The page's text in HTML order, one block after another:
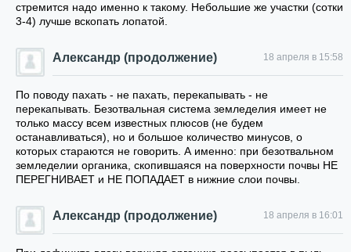
стремится надо именно к такому. Небольшие же участки (сотки
3-4) лучше вскопать лопатой.
Александр (продолжение) 18 апреля в 15:58
По поводу пахать - не пахать, перекапывать - не
перекапывать. Безотвальная система земледелия имеет не
только массу всем известных плюсов (не будем
останавливаться), но и большое количество минусов, о
которых стараются не говорить. А именно: при безотвальном
земледелии органика, скопившаяся на поверхности почвы НЕ
ПЕРЕГНИВАЕТ и НЕ ПОПАДАЕТ в нижние слои почвы.
Александр (продолжение) 18 апреля в 16:01